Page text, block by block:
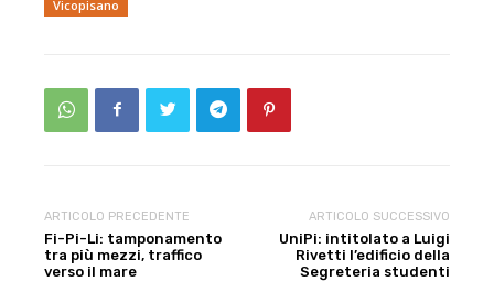
Vicopisano
ARTICOLO PRECEDENTE
Fi-Pi-Li: tamponamento
tra più mezzi, traffico
verso il mare
ARTICOLO SUCCESSIVO
UniPi: intitolato a Luigi
Rivetti l’edificio della
Segreteria studenti